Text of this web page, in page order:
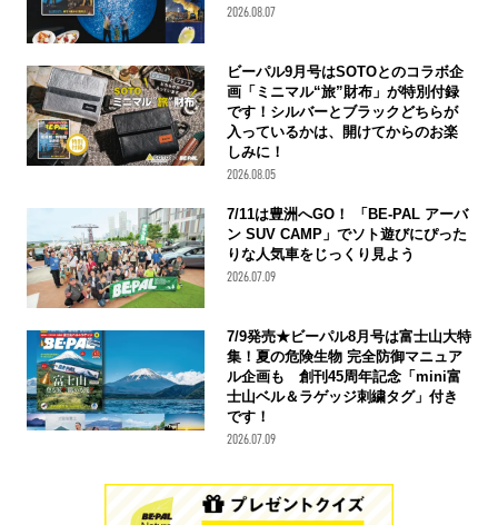
2026.08.07
ビーパル9月号はSOTOとのコラボ企
画「ミニマル“旅”財布」が特別付録
です！シルバーとブラックどちらが
入っているかは、開けてからのお楽
しみに！
2026.08.05
7/11は豊洲へGO！ 「BE-PAL アーバ
ン SUV CAMP」でソト遊びにぴった
りな人気車をじっくり見よう
2026.07.09
7/9発売★ビーパル8月号は富士山大特
集！夏の危険生物 完全防御マニュア
ル企画も 創刊45周年記念「mini富
士山ベル＆ラゲッジ刺繍タグ」付き
です！
2026.07.09